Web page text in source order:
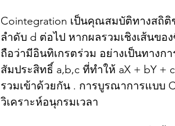
Cointegration เป็นคุณสมบัติทางสถิ
ลำดับ d ต่อไป หากผลรวมเชิงเส้นข
ถือว่ามีอินทิเกรตร่วม อย่างเป็นทางก
สัมประสิทธิ์ a,b,c ที่ทำให้ aX + bY +
รวมเข้าด้วยกัน . การบูรณาการแบบ
วิเคราะห์อนุกรมเวลา